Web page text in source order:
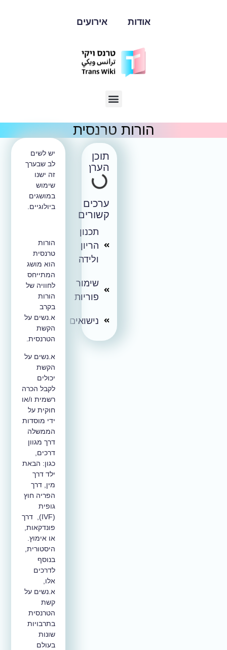
אודות אירועים
הורות טרנסית
תוכן
הערך
ערכים
קשורים
תכנון
הריון
ולידה
שימור
פוריות
נישואים
יש לשים
לב שבערך
זה ישנו
שימוש
במושגים
ביולוגיים.
הורות
טרנסית
הוא מושג
המתייחס
לחוויה של
הורות
בקרב
א.נשים על
הקשת
הטרנסית.
א.נשים על
הקשת
יכולים
לקבל הכרה
רשמית ו/או
חוקית על
ידי מוסדות
הממשלה
דרך מגוון
דרכים,
כגון: הבאת
ילד דרך
מין, דרך
הפריה חוץ
גופית
(IVF), דרך
פונדקאות,
או אימוץ.
היסטורית,
בנוסף
לדרכים
אלו,
א.נשים על
קשת
הטרנסית
בתרבויות
שונות
בעולם